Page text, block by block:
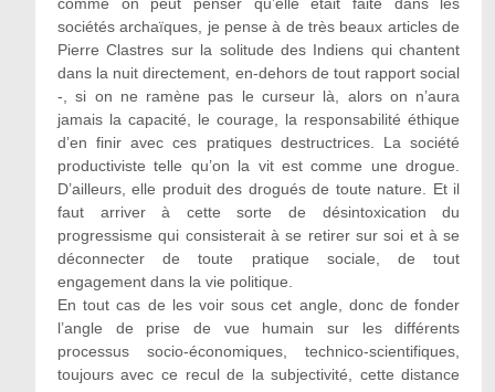
sociétés archaïques, je pense à de très beaux articles de
Pierre Clastres sur la solitude des Indiens qui chantent
dans la nuit directement, en-dehors de tout rapport social
-, si on ne ramène pas le curseur là, alors on n’aura
jamais la capacité, le courage, la responsabilité éthique
d’en finir avec ces pratiques destructrices. La société
productiviste telle qu’on la vit est comme une drogue.
D’ailleurs, elle produit des drogués de toute nature. Et il
faut arriver à cette sorte de désintoxication du
progressisme qui consisterait à se retirer sur soi et à se
déconnecter de toute pratique sociale, de tout
engagement dans la vie politique.
En tout cas de les voir sous cet angle, donc de fonder
l’angle de prise de vue humain sur les différents
processus socio-économiques, technico-scientifiques,
toujours avec ce recul de la subjectivité, cette distance